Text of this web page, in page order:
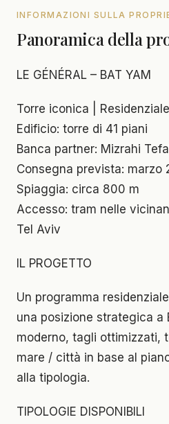
INFORMAZIONI SULLA
Panoramica della
LE GÉNÉRAL – BAT YAM
Torre iconica |
Edificio: torre di 41 piani
Banca partner: Mizrahi
Consegna prevista: marzo
Spiaggia: circa 800 m
Accesso: tram nelle
Tel Aviv
IL PROGETTO
Un programma
una posizione strategica a
moderno, tagli ottimizzati,
mare / città in base al
alla tipologia.
TIPOLOGIE DISPONIBILI